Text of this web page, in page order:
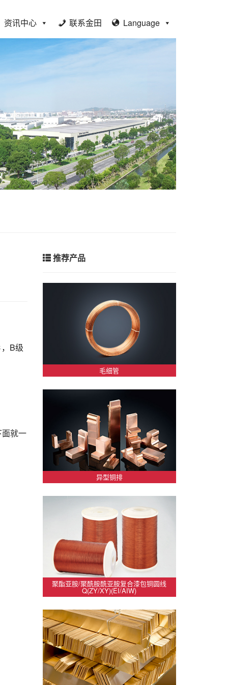
资讯中心 联系金田 Language
B级
面就一
推荐产品
毛细管
异型铜排
聚酯亚胺/聚酰胺酰亚胺复合漆包铜圆线
Q(ZY/XY)(EI/AIW)